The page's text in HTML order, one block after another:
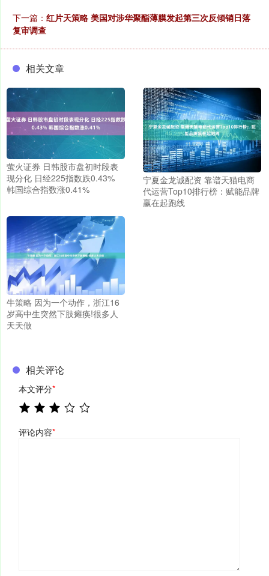
下一篇： 红片天策略 美国对涉华聚酯薄膜发起第三次反倾销日落
复审调查
相关文章
萤火证券 日韩股市盘初时段表
现分化 日经225指数跌0.43%
韩国综合指数涨0.41%
宁夏金龙诚配资 靠谱天猫电商
代运营Top10排行榜：赋能品牌
赢在起跑线
牛策略 因为一个动作，浙江16
岁高中生突然下肢瘫痪!很多人
天天做
相关评论
本文评分*
评论内容*